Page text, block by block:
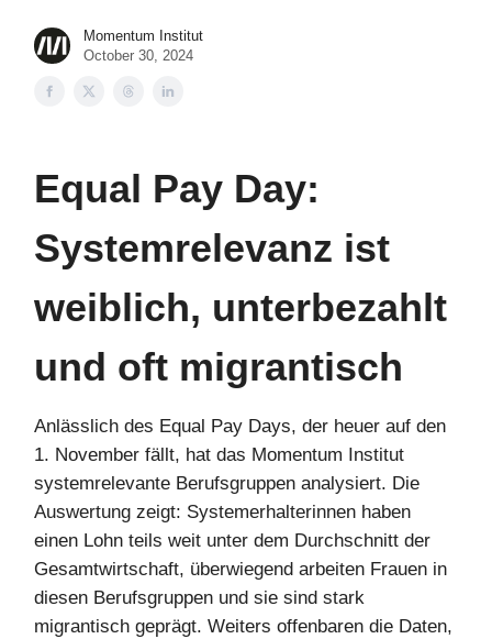
Momentum Institut
October 30, 2024
Equal Pay Day:
Systemrelevanz ist
weiblich, unterbezahlt
und oft migrantisch
Anlässlich des Equal Pay Days, der heuer auf den
1. November fällt, hat das Momentum Institut
systemrelevante Berufsgruppen analysiert. Die
Auswertung zeigt: Systemerhalterinnen haben
einen Lohn teils weit unter dem Durchschnitt der
Gesamtwirtschaft, überwiegend arbeiten Frauen in
diesen Berufsgruppen und sie sind stark
migrantisch geprägt. Weiters offenbaren die Daten,